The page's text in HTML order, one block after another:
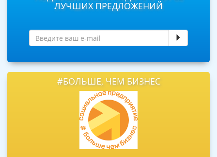
ЛУЧШИХ ПРЕДЛОЖЕНИЙ
#БОЛЬШЕ, ЧЕМ БИЗНЕС